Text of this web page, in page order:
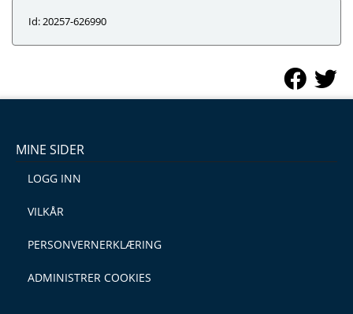
Id: 20257-626990
MINE SIDER
LOGG INN
VILKÅR
PERSONVERNERKLÆRING
ADMINISTRER COOKIES